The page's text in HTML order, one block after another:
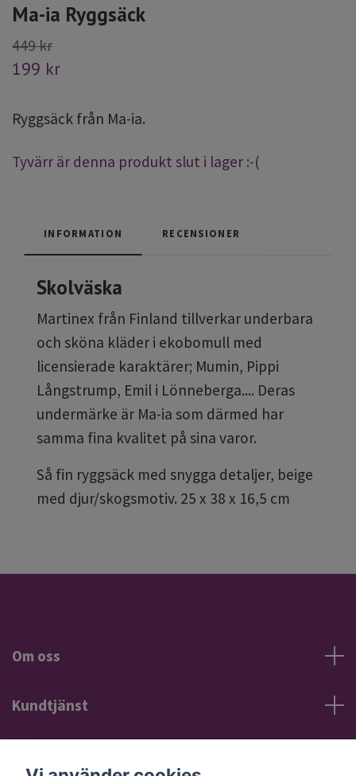
Ma-ia Ryggsäck
449 kr
199 kr
Ryggsäck från Ma-ia.
Tyvärr är denna produkt slut i lager :-(
INFORMATION RECENSIONER
Skolväska
Martinex från Finland tillverkar underbara
och sköna kläder i ekobomull med
licensierade karaktärer; Mumin, Pippi
Långstrump, Emil i Lönneberga.... Deras
undermärke är Ma-ia som därmed har
samma fina kvalitet på sina varor.
Så fin ryggsäck med snygga detaljer, beige
med djur/skogsmotiv. 25 x 38 x 16,5 cm
Om oss
Kundtjänst